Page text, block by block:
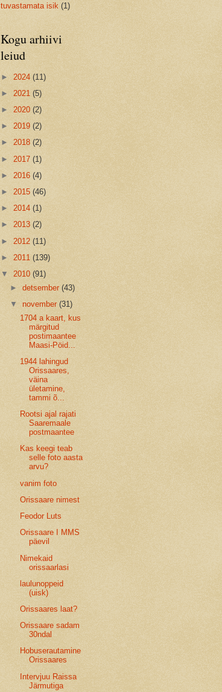
tuvastamata isik (1)
Kogu arhiivi
leiud
► 2024 (11)
► 2021 (5)
► 2020 (2)
► 2019 (2)
► 2018 (2)
► 2017 (1)
► 2016 (4)
► 2015 (46)
► 2014 (1)
► 2013 (2)
► 2012 (11)
► 2011 (139)
▼ 2010 (91)
►detsember(43)
▼november(31)
1704 a kaart, kus
märgitud
postimaantee
Maasi-Pöid...
1944 lahingud
Orissaares,
väina
ületamine,
tammi õ...
Rootsi ajal rajati
Saaremaale
postmaantee
Kas keegi teab
selle foto aasta
arvu?
vanim foto
Orissaare nimest
Feodor Luts
Orissaare I MMS
päevil
Nimekaid
orissaarlasi
laulunoppeid
(uisk)
Orissaares laat?
Orissaare sadam
30ndal
Hobuserautamine
Orissaares
Intervjuu Raissa
Järmutiga